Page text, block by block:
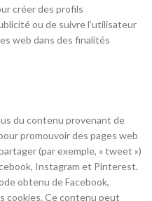
créer des profils
ou de suivre l’utilisateur
web dans des finalités
du contenu provenant de
promouvoir des pages web
(par exemple, « tweet »)
Instagram et Pinterest.
obtenu de Facebook,
cookies. Ce contenu peut